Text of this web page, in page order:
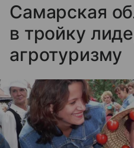
Самарская
в тройку
агротуризму